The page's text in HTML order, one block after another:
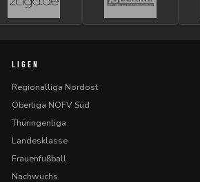
LIGEN
Regionalliga Nordost
Oberliga NOFV Süd
Thüringenliga
Landesklasse
Frauenfußball
Nachwuchs